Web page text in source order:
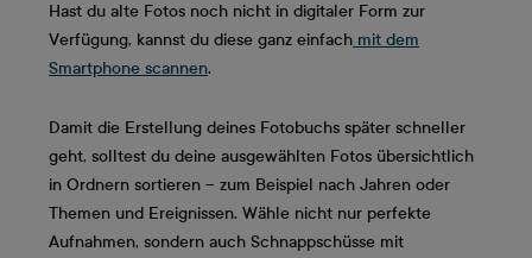
Hast du alte Fotos noch nicht in digitaler Form zur
Verfügung, kannst du diese ganz einfach mit dem
Smartphone scannen.
Damit die Erstellung deines Fotobuchs später schneller
geht, solltest du deine ausgewählten Fotos übersichtlich
in Ordnern sortieren – zum Beispiel nach Jahren oder
Themen und Ereignissen. Wähle nicht nur perfekte
Aufnahmen, sondern auch Schnappschüsse mit